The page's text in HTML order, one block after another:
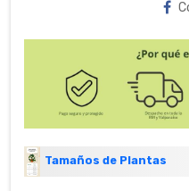
Tamaños de Plantas